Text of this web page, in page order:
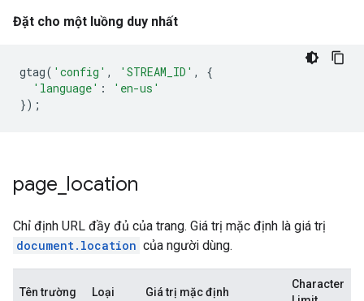
Đặt cho một luồng duy nhất
gtag( 'config' , 'STREAM_ID' ,
{
'language' :
'en-us'
});
page location
Chỉ định URL đầy đủ của trang. Giá trị mặc định là giá trị
document.location của người dùng.
Tên trường Loại Giá trị mặc định
Character